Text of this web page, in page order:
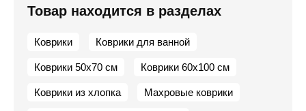
Товар находится в разделах
Коврики Коврики для ванной
Коврики 50х70 см Коврики 60х100 см
Коврики из хлопка Махровые коврики